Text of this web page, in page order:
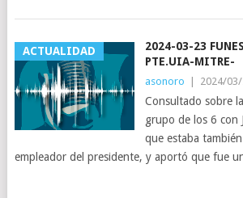
ACTUALIDAD
2024-03-23
PTE.UIA-MITRE-
asonoro | 2024/
Consultado sobre
grupo de los 6 con
que estaba
empleador del presidente, y aportó que fue